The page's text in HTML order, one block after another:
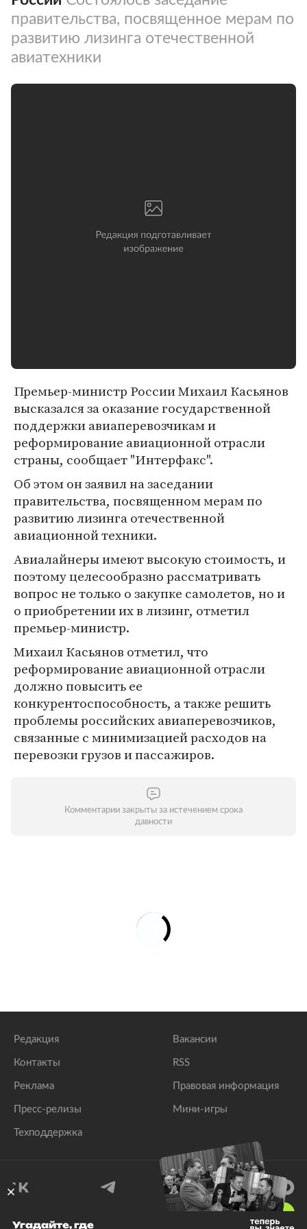
правительства, посвященное мерам по
развитию лизинга отечественной
авиатехники
Премьер-министр России Михаил Касьянов
высказался за оказание государственной
поддержки авиаперевозчикам и
реформирование авиационной отрасли
страны, сообщает "Интерфакс".
Об этом он заявил на заседании
правительства, посвященном мерам по
развитию лизинга отечественной
авиационной техники.
Авиалайнеры имеют высокую стоимость, и
поэтому целесообразно рассматривать
вопрос не только о закупке самолетов, но и
о приобретении их в лизинг, отметил
премьер-министр.
Михаил Касьянов отметил, что
реформирование авиационной отрасли
должно повысить ее
конкурентоспособность, а также решить
проблемы российских авиаперевозчиков,
связанные с минимизацией расходов на
перевозки грузов и пассажиров.
Комментарии закрыты за истечением срока
давности
Редакция
Контакты
Реклама
Пресс-релизы
Техподдержка
Вакансии
RSS
Правовая информация
Мини-игры
Угадайте, где